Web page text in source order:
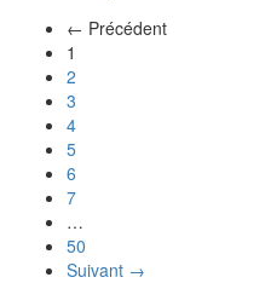
← Précédent
1
2
3
4
5
6
7
…
50
Suivant →